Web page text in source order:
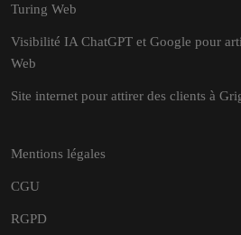
Turing Web
Visibilité IA ChatGPT et Google pour
Web
Site internet pour attirer des clients à
Mentions légales
CGU
RGPD